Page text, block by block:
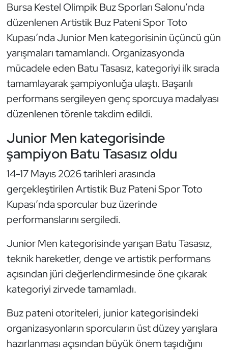
Bursa Kestel Olimpik Buz Sporları Salonu’nda
düzenlenen Artistik Buz Pateni Spor Toto
Kupası’nda Junior Men kategorisinin üçüncü gün
yarışmaları tamamlandı. Organizasyonda
mücadele eden Batu Tasasız, kategoriyi ilk sırada
tamamlayarak şampiyonluğa ulaştı. Başarılı
performans sergileyen genç sporcuya madalyası
düzenlenen törenle takdim edildi.
Junior Men kategorisinde
şampiyon Batu Tasasız oldu
14-17 Mayıs 2026 tarihleri arasında
gerçekleştirilen Artistik Buz Pateni Spor Toto
Kupası’nda sporcular buz üzerinde
performanslarını sergiledi.
Junior Men kategorisinde yarışan Batu Tasasız,
teknik hareketler, denge ve artistik performans
açısından jüri değerlendirmesinde öne çıkarak
kategoriyi zirvede tamamladı.
Buz pateni otoriteleri, junior kategorisindeki
organizasyonların sporcuların üst düzey yarışlara
hazırlanması açısından büyük önem taşıdığını
Dans Sporları
Dövüş Sanatı
E-Spor
Eskrim
Futsal
Genel
Golf
Halter
Hava Sporları
Hentbol
İşitme Engelli Sporcular